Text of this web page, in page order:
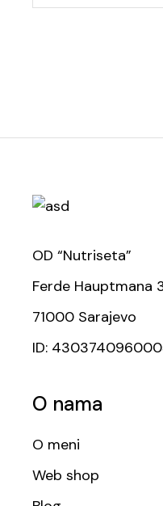
OD “Nutriseta”
Ferde Hauptmana
71000 Sarajevo
ID:
O nama
O meni
Web shop